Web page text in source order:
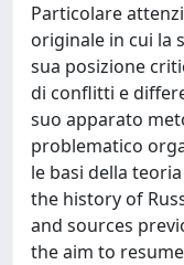
Particolare
originale in cui la
sua posizione
di conflitti e
suo apparato
problematico
le basi della
the history of
and sources
the aim to